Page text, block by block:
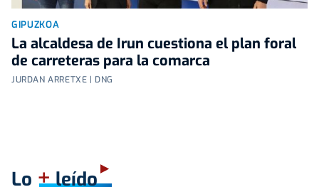
GIPUZKOA
La alcaldesa de Irun cuestiona el plan foral
de carreteras para la comarca
JURDAN ARRETXE | DNG
Lo +leído